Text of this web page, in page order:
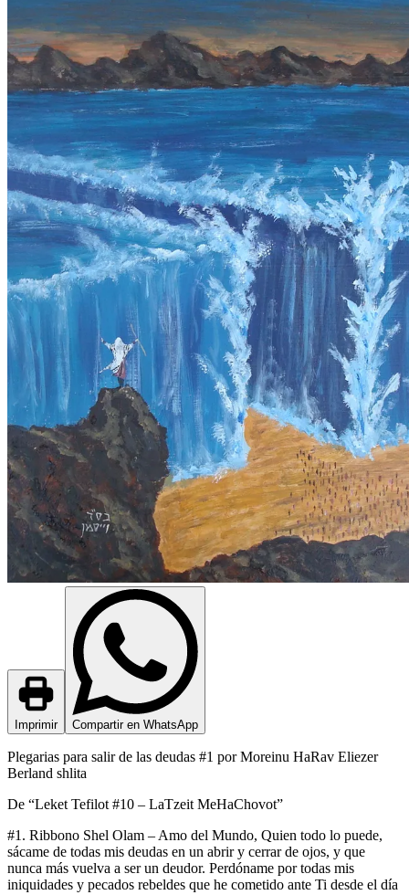
Imprimir Compartir en WhatsApp
Plegarias para salir de las deudas #1 por Moreinu HaRav Eliezer
Berland shlita
De “Leket Tefilot #10 – LaTzeit MeHaChovot”
#1. Ribbono Shel Olam – Amo del Mundo, Quien todo lo puede,
sácame de todas mis deudas en un abrir y cerrar de ojos, y que
nunca más vuelva a ser un deudor. Perdóname por todas mis
iniquidades y pecados rebeldes que he cometido ante Ti desde el día